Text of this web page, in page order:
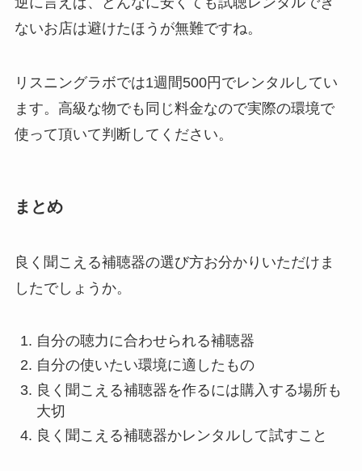
ないお店は避けたほうが無難ですね。
リスニングラボでは1週間500円でレンタルしてい
ます。高級な物でも同じ料金なので実際の環境で
使って頂いて判断してください。
まとめ
良く聞こえる補聴器の選び方お分かりいただけま
したでしょうか。
自分の聴力に合わせられる補聴器
自分の使いたい環境に適したもの
良く聞こえる補聴器を作るには購入する場所も
大切
良く聞こえる補聴器かレンタルして試すこと